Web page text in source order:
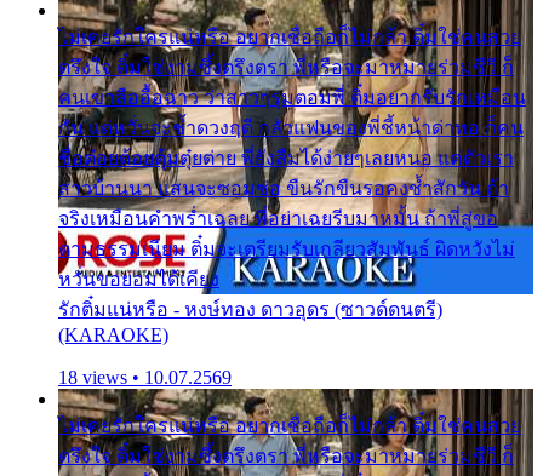
ไม่เคยรักใครแน่หรือ อยากเชื่อถือก็ไม่กล้า ติ๋มใช่คนสวย
ตรึงใจ ติ๋มใช่งามซึ้งตรึงตรา พี่หรือจะมาหมายร่วมชีวี ก็
คนเขาลืออื้อฉาว ว่าสาวๆรุมตอมพี่ ติ๋มอยากรับรักเหมือน
กัน แต่หวั่นจะช้ำดวงฤดี กลัวแฟนของพี่ชี้หน้าด่าทอ ก็คน
ชื่อต๋อยต้อยตุ้มตุ๋ยต่าย พี่ยังลืมได้ง่ายๆเลยหนอ แค่ตัวเรา
สาวบ้านนา แสนจะซอมซ่อ ขืนรักขืนรอคงช้ำสักวัน ถ้า
จริงเหมือนคำพร่ำเฉลย พี่อย่าเฉยรีบมาหมั้น ถ้าพี่สู่ขอ
ตามธรรมเนียม ติ๋มจะเตรียมรับเกลียวสัมพันธ์ ผิดหวังไม่
หวั่นขอยอมได้เคียง
รักติ๋มแน่หรือ - หงษ์ทอง ดาวอุดร (ซาวด์ดนตรี)
(KARAOKE)
18 views • 10.07.2569
ไม่เคยรักใครแน่หรือ อยากเชื่อถือก็ไม่กล้า ติ๋มใช่คนสวย
ตรึงใจ ติ๋มใช่งามซึ้งตรึงตรา พี่หรือจะมาหมายร่วมชีวี ก็